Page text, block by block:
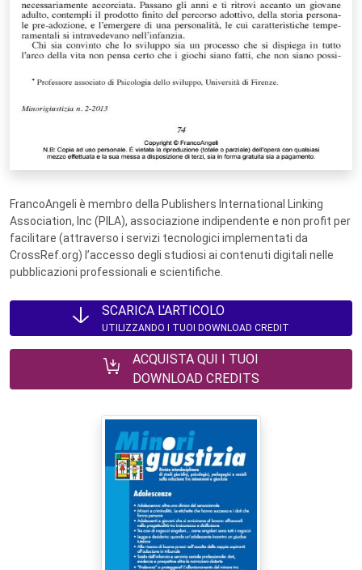
FrancoAngeli è membro della Publishers International Linking
Association, Inc (PILA), associazione indipendente e non profit per
facilitare (attraverso i servizi tecnologici implementati da
CrossRef.org) l’accesso degli studiosi ai contenuti digitali nelle
pubblicazioni professionali e scientifiche.
SCARICA L'ARTICOLO
UTILIZZANDO I TUOI DOWNLOAD CREDIT
ACQUISTA QUI I TUOI
DOWNLOAD CREDITS